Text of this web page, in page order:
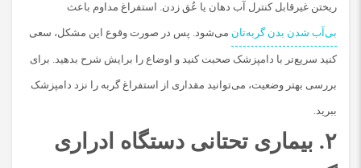
ریختن غیرقابل کنترل آب دهان یا عُق زدن. استفراغ مداوم باعث
بی‌آب شدن بدن گربه‌تان می‌شود. پس در صورت وقوع این مشکل، سعی
کنید سریع‌تر با دامپزشک صحبت کنید و اوضاع را برایش شرح بدهید. برای
بررسی بهتر وضعیت، می‌توانید مقداری از استفراغ گربه را نزد دامپزشک
ببرید.
۲. بیماری تحتانی دستگاه ادراری